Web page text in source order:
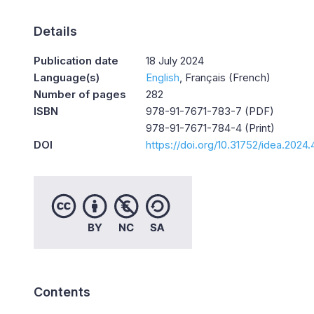
Details
Publication date
18 July 2024
Language(s)
English Français (French)
Number of pages
282
ISBN
978-91-7671-783-7 (PDF)
978-91-7671-784-4 (Print)
DOI
https://doi.org/10.31752/
Contents